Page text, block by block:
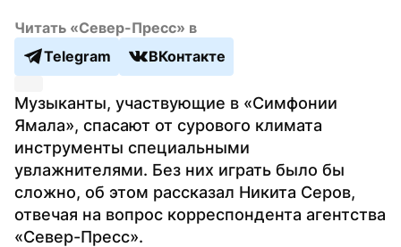
Читать «Север-Пресс» в
Telegram
ВКонтакте
Музыканты, участвующие в «Симфонии
Ямала», спасают от сурового климата
инструменты специальными
увлажнителями. Без них играть было бы
сложно, об этом рассказал Никита Серов,
отвечая на вопрос корреспондента агентства
«Север-Пресс».